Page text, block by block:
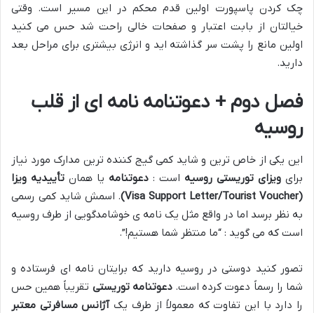
چک کردن پاسپورت اولین قدم محکم در این مسیر است. وقتی
خیالتان از بابت اعتبار و صفحات خالی راحت شد حس می کنید
اولین مانع را پشت سر گذاشته اید و انرژی بیشتری برای مراحل بعد
دارید.
فصل دوم + دعوتنامه نامه ای از قلب
روسیه
این یکی از خاص ترین و شاید کمی گیج کننده ترین مدارک مورد نیاز
برای ویزای توریستی روسیه است : دعوتنامه یا همان تأییدیه ویزا
(Visa Support Letter/Tourist Voucher)
. اسمش شاید کمی رسمی
به نظر برسد اما در واقع مثل یک نامه ی خوشامدگویی از طرف روسیه
است که می گوید : “ما منتظر شما هستیم!”.
تصور کنید دوستی در روسیه دارید که برایتان نامه ای فرستاده و
شما را رسماً دعوت کرده است.دعوتنامه توریستی تقریباً همین حس
را دارد با این تفاوت که معمولاً از طرف یکآژانس مسافرتی معتبر